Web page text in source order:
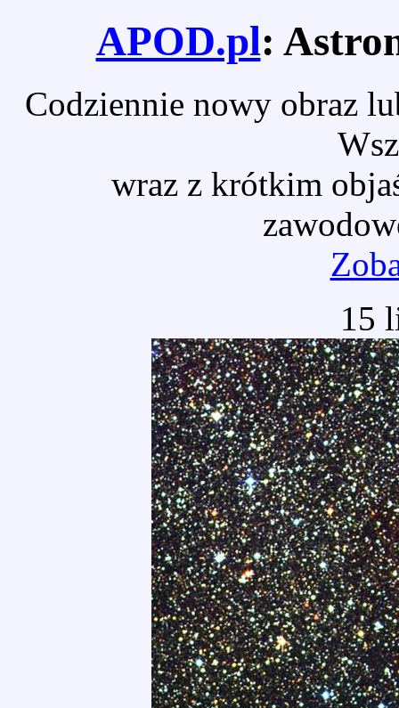
APOD.pl:
Codziennie nowy obraz
wraz z krótkim
15